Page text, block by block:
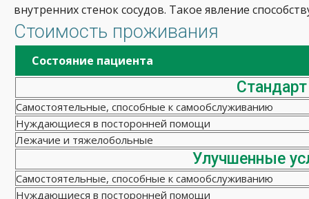
внутренних стенок сосудов. Такое явление
Стоимость проживания
Состояние пациента
Стандарт
Самостоятельные, способные к самообслуживанию
Нуждающиеся в посторонней помощи
Лежачие и тяжелобольные
Улучшенные
Самостоятельные, способные к самообслуживанию
Нуждающиеся в посторонней помощи